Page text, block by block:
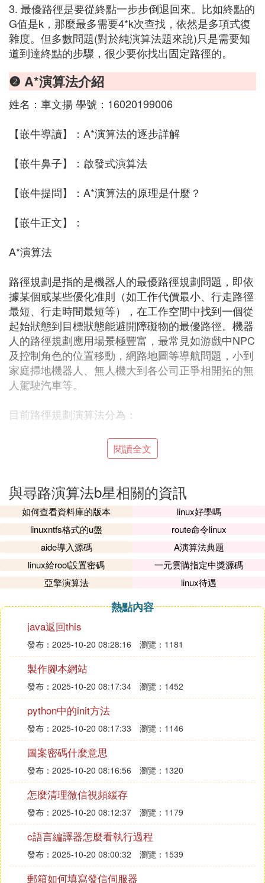
3. 最優路徑是要從終點一步步倒退回來。比如終點的
G值是k，那麼最多需要4*k次查找，依然是多項式復
雜度。但多數問題(對於純演算法題來說)只是需要知
道到達終點的步驟，很少要你找出固定路徑的。
❷ A*演算法介紹
姓名：車文揚 學號：16020199006
【嵌牛導讀】：A*演算法的逐步詳解
【嵌牛鼻子】：啟發式演算法
【嵌牛提問】：A*演算法的原理是什麼？
【嵌牛正文】：
A*演算法
路徑規劃是指的是機器人的最優路徑規劃問題，即依
據某個或某些優化准則（如工作代價最小、行走路徑
最短、行走時間最短等），在工作空間中找到一個從
起始狀態到目標狀態能避開障礙物的最優路徑。機器
人的路徑規劃應用場景極豐富，最常見如游戲中NPC
及控制角色的位置移動，網路地圖等導航問題，小到
家庭掃地機器人、無人機大到各公司正爭相開拓的無
人駕駛汽車等。
目前路徑規劃演算法分為：
展，因其高效性而被廣泛應用於尋路及圖的遍歷，如
星際爭霸等游戲中就大量使用。在理解演算法前，我
們需要知道幾個概念：
搜索區域（The Search Area）：圖中的搜索區域被
劃分為了簡單的二維數組，數組每個元素對應一個小
方格，當然我們也可以將區域等分成是五角星，矩形
等，通常將一個單位的中心點稱之為搜索區域節點
（Node）。
開放列表(Open List)：我們將路徑規劃過程中待檢測
的節點存放於Open List中，而已檢測過的格子則存
放於Close List中。
父節點（parent）：在路徑規劃中用於回溯的節點，
開發時可考慮為雙向鏈表結構中的父結點指針。
路徑排序（Path Sorting）：具體往哪個節點移動由
以下公式確定：F(n) = G + H 。G代表的是從初始位
置A沿著已生成的路徑到指定待檢測格子的移動開
銷。H指定待測格子到目標節點B的估計移動開銷。
啟發函數（Heuristics Function）：H為啟發函數，也
被認為是一種試探，由於在找到唯一路徑前，我們不
確定在前面會出現什麼障礙物，因此用了一種計算H
的演算法，具體根據實際場景決定。在我們簡化的模
型中，H採用的是傳統的曼哈頓距離（Manhattan Dis
閱讀全文
與尋路演算法b星相關的資訊
如何查看資料庫的版本
linux好學嗎
linuxntfs格式的u盤
route命令linux
aide導入源碼
A演算法典題
linux給root設置密碼
一元雲購指定中獎源碼
亞擎演算法
linux待遇
熱點內容
java返回this
發布：2025-10-20 08:28:16 瀏覽：1181
製作腳本網站
發布：2025-10-20 08:17:34 瀏覽：1452
python中的init方法
發布：2025-10-20 08:17:33 瀏覽：1146
圖案密碼什麼意思
發布：2025-10-20 08:16:56 瀏覽：1320
怎麼清理微信視頻緩存
發布：2025-10-20 08:12:37 瀏覽：1179
c語言編譯器怎麼看執行過程
發布：2025-10-20 08:00:32 瀏覽：1539
郵箱如何填寫發信伺服器